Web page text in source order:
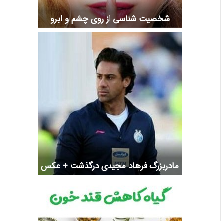
شخصیت شناسی از روی چشم و ابرو
مادربزرگ فرهاد مجیدی درگذشت + عکس